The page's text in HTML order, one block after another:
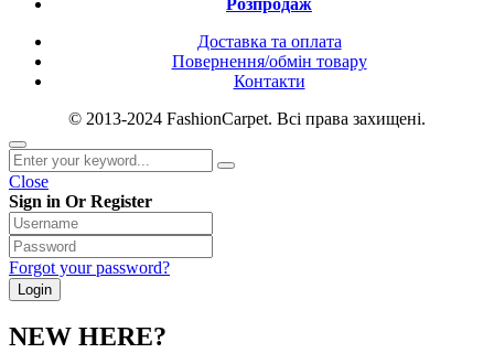
Доставка та оплата
Повернення/обмін товару
Контакти
© 2013-2024 FashionCarpet. Всі права захищені.
Close
Sign in Or Register
Forgot your password?
NEW HERE?